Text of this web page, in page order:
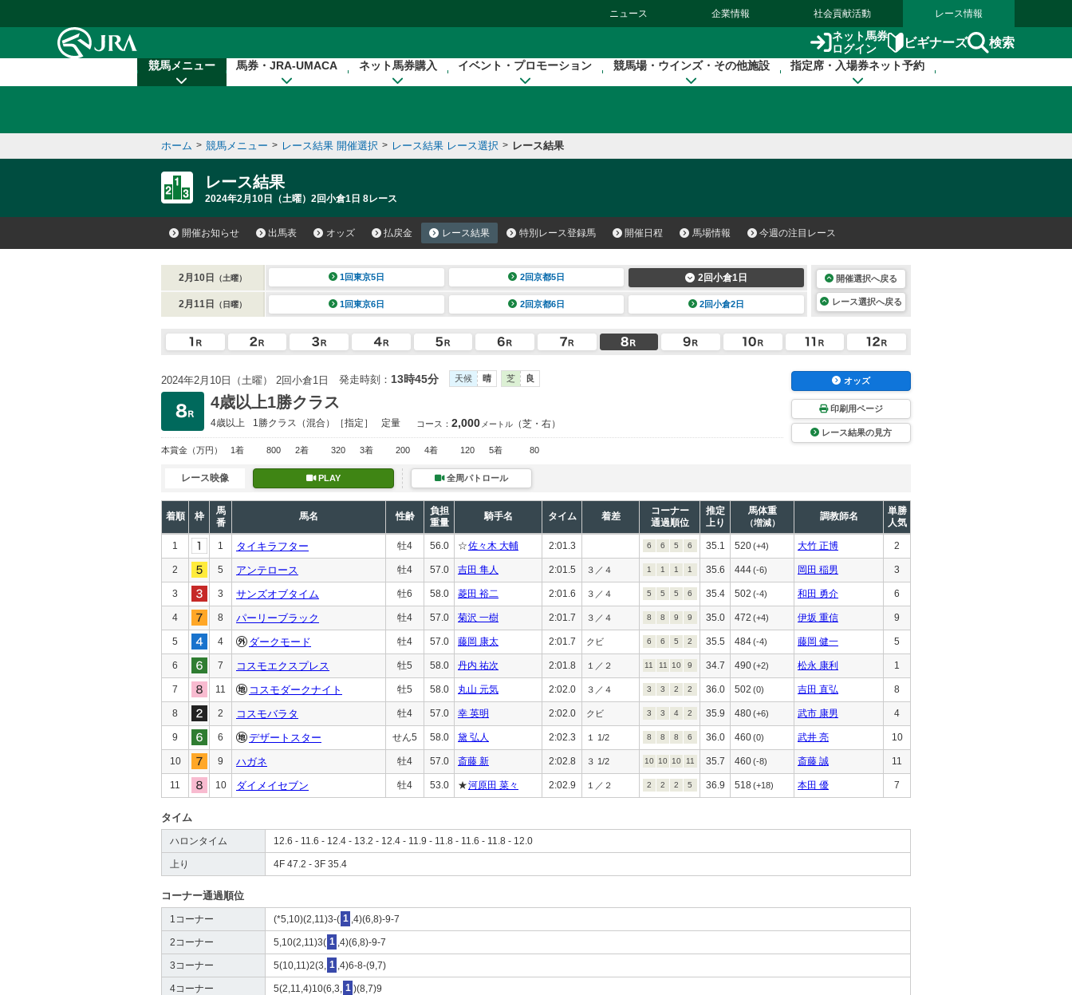
ニュース 企業情報 社会貢献活動 レース情報
ネット馬券
ログイン
ビギナーズ 検索
競馬メニュー 馬券・JRA-UMACA ネット馬券購入 イベント・プロモーション 競馬場・ウインズ・その他施設 指定席・入場券ネット予約
ホーム > 競馬メニュー > レース結果 開催選択 > レース結果 レース選択 > レース結果
レース結果
2024年2月10日（土曜）2回小倉1日 8レース
開催お知らせ 出馬表 オッズ 払戻金 レース結果 特別レース登録馬 開催日程 馬場情報 今週の注目レース
2月10日 （土曜） 1回東京5日 2回京都5日 2回小倉1日
2月11日 （日曜） 1回東京6日 2回京都6日 2回小倉2日
開催選択へ戻る
レース選択へ戻る
2024年2月10日（土曜） 2回小倉1日 発走時刻： 13時45分 天候 晴 芝 良
4歳以上1勝クラス
4歳以上 1勝クラス （混合）［指定］ 定量 コース： 2,000 メートル （芝・右）
本賞金 （万円） 1着 800 2着 320 3着 200 4着 120 5着 80
オッズ
印刷用ページ
レース結果の見方
レース映像 PLAY 全周パトロール
着順 枠
馬
番
馬名 性齢
負担
重量
騎手名 タイム 着差
コーナー
通過順位
推定
上り
馬体重
（増減）
調教師名
単勝
人気
1 1 タイキラフター 牡4 56.0 ☆佐々木 大輔 2:01.3 6 6 5 6 35.1 520(+4) 大竹 正博 2
2 5 アンテロース 牡4 57.0 吉田 隼人 2:01.5 ３／４ 1 1 1 1 35.6 444(-6) 岡田 稲男 3
3 3 サンズオブタイム 牡6 58.0 菱田 裕二 2:01.6 ３／４ 5 5 5 6 35.4 502 (-4) 和田 勇介 6
4 8 パーリーブラック 牡4 57.0 菊沢 一樹 2:01.7 ３／４ 8 8 9 9 35.0 472 (+4) 伊坂 重信 9
5 4 ダークモード 牡4 57.0 藤岡 康太 2:01.7 クビ 6 6 5 2 35.5 484(-4) 藤岡 健一 5
6 7 コスモエクスプレス 牡5 58.0 丹内 祐次 2:01.8 １／２ 11 11 10 9 34.7 490(+2) 松永 康利 1
7 11 コスモダークナイト 牡5 58.0 丸山 元気 2:02.0 ３／４ 3 3 2 2 36.0 502 (0) 吉田 直弘 8
8 2 コスモバラタ 牡4 57.0 幸 英明 2:02.0 クビ 3 3 4 2 35.9 480(+6) 武市 康男 4
9 6 デザートスター せん5 58.0 黛 弘人 2:02.3 １ 1/2 8 8 8 6 36.0 460(0) 武井 亮 10
10 9 ハガネ 牡4 57.0 斎藤 新 2:02.8 ３ 1/2 10 10 10 11 35.7 460(-8) 斎藤 誠 11
11 10 ダイメイセブン 牡4 53.0 ★河原田 菜々 2:02.9 １／２ 2 2 2 5 36.9 518(+18) 本田 優 7
タイム
ハロンタイム 12.6 - 11.6 - 12.4 - 13.2 - 12.4 - 11.9 - 11.8 - 11.6 - 11.8 - 12.0
上り 4F 47.2 - 3F 35.4
コーナー通過順位
1コーナー (*5,10)(2,11)3-( 1 ,4)(6,8)-9-7
2コーナー 5,10(2,11)3( 1 ,4)(6,8)-9-7
3コーナー 5(10,11)2(3, 1 ,4)6-8-(9,7)
4コーナー 5(2,11,4)10(6,3, 1 )(8,7)9